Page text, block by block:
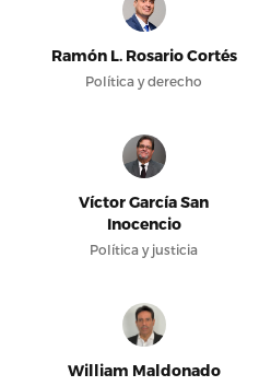
Ramón L. Rosario Cortés
Política y derecho
Víctor García San
Inocencio
Política y justicia
William Maldonado